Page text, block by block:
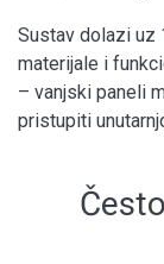
Sustav dolazi uz
materijale i
– vanjski paneli
pristupiti